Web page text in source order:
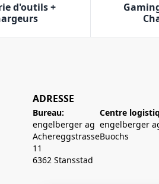
d'outils +
ADRESSE
Bureau:
engelberger ag
Achereggstrasse
11
6362 Stansstad
Centre
engelberger
Buochs